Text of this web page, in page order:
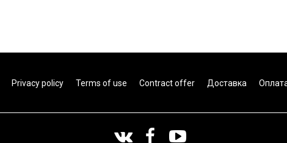
Privacy policy Terms of use Contract offer Доставка